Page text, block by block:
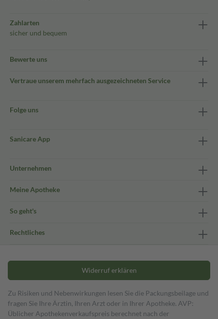
Zahlarten
sicher und bequem
Bewerte uns
Vertraue unserem mehrfach ausgezeichneten Service
Folge uns
Sanicare App
Unternehmen
Meine Apotheke
So geht's
Rechtliches
Widerruf erklären
Zu Risiken und Nebenwirkungen lesen Sie die Packungsbeilage und
fragen Sie Ihre Ärztin, Ihren Arzt oder in Ihrer Apotheke. AVP:
Üblicher Apothekenverkaufspreis berechnet nach der